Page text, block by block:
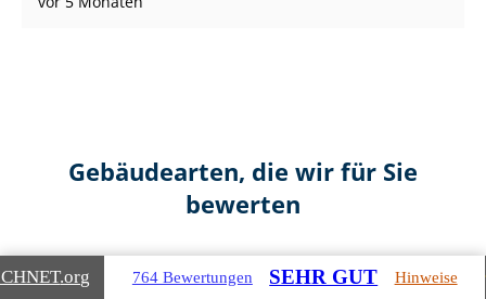
Gebäudearten, die wir für Sie
bewerten
.org 764 Bewertungen SEHR GUT Hinweise